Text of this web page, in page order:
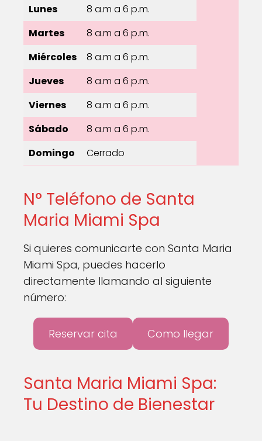
Lunes
8 a.m a 6 p.m.
Martes
8 a.m a 6 p.m.
Miércoles
8 a.m a 6 p.m.
Jueves
8 a.m a 6 p.m.
Viernes
8 a.m a 6 p.m.
Sábado
8 a.m a 6 p.m.
Domingo
Cerrado
N° Teléfono de Santa
Maria Miami Spa
Si quieres comunicarte con Santa Maria
Miami Spa, puedes hacerlo
directamente llamando al siguiente
número:
Reservar cita Como llegar
Santa Maria Miami Spa:
Tu Destino de Bienestar